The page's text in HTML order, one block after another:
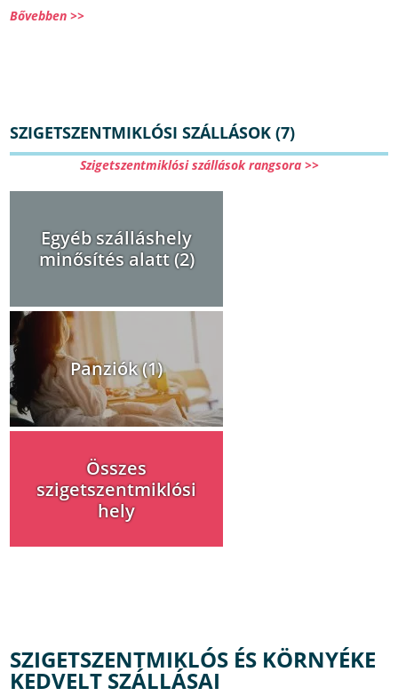
Bővebben >>
SZIGETSZENTMIKLÓSI SZÁLLÁSOK (7)
Szigetszentmiklósi szállások rangsora >>
Egyéb szálláshely
minősítés alatt (2)
Panziók (1)
Összes
szigetszentmiklósi
hely
SZIGETSZENTMIKLÓS ÉS KÖRNYÉKE
KEDVELT SZÁLLÁSAI